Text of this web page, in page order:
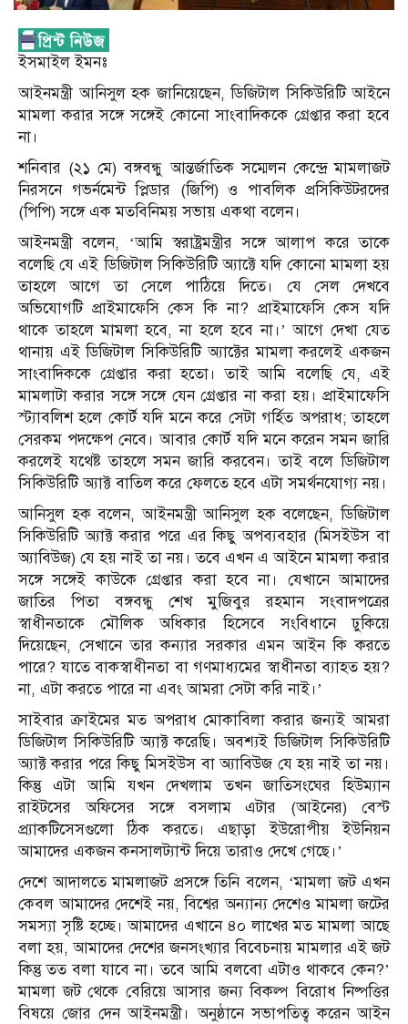
ইসমাইল ইমনঃ
আইনমন্ত্রী আনিসুল হক জানিয়েছেন, ডিজিটাল সিকিউরিটি আইনে
মামলা করার সঙ্গে সঙ্গেই কোনো সাংবাদিককে গ্রেপ্তার করা হবে
না।
শনিবার (২১ মে) বঙ্গবন্ধু আন্তর্জাতিক সম্মেলন কেন্দ্রে মামলাজট
নিরসনে গভর্নমেন্ট প্লিডার (জিপি) ও পাবলিক প্রসিকিউটরদের
(পিপি) সঙ্গে এক মতবিনিময় সভায় একথা বলেন।
আইনমন্ত্রী বলেন, ‘আমি স্বরাষ্ট্রমন্ত্রীর সঙ্গে আলাপ করে তাকে
বলেছি যে এই ডিজিটাল সিকিউরিটি অ্যাক্টে যদি কোনো মামলা হয়
তাহলে আগে তা সেলে পাঠিয়ে দিতে। যে সেল দেখবে
অভিযোগটি প্রাইমাফেসি কেস কি না? প্রাইমাফেসি কেস যদি
থাকে তাহলে মামলা হবে, না হলে হবে না।’ আগে দেখা যেত
থানায় এই ডিজিটাল সিকিউরিটি অ্যাক্টের মামলা করলেই একজন
সাংবাদিককে গ্রেপ্তার করা হতো। তাই আমি বলেছি যে, এই
মামলাটা করার সঙ্গে সঙ্গে যেন গ্রেপ্তার না করা হয়। প্রাইমাফেসি
স্ট্যাবলিশ হলে কোর্ট যদি মনে করে সেটা গর্হিত অপরাধ; তাহলে
সেরকম পদক্ষেপ নেবে। আবার কোর্ট যদি মনে করেন সমন জারি
করলেই যথেষ্ট তাহলে সমন জারি করবেন। তাই বলে ডিজিটাল
সিকিউরিটি অ্যাক্ট বাতিল করে ফেলতে হবে এটা সমর্থনযোগ্য নয়।
আনিসুল হক বলেন, আইনমন্ত্রী আনিসুল হক বলেছেন, ডিজিটাল
সিকিউরিটি অ্যাক্ট করার পরে এর কিছু অপব্যবহার (মিসইউস বা
অ্যাবিউজ) যে হয় নাই তা নয়। তবে এখন এ আইনে মামলা করার
সঙ্গে সঙ্গেই কাউকে গ্রেপ্তার করা হবে না। যেখানে আমাদের
জাতির পিতা বঙ্গবন্ধু শেখ মুজিবুর রহমান সংবাদপত্রের
স্বাধীনতাকে মৌলিক অধিকার হিসেবে সংবিধানে ঢুকিয়ে
দিয়েছেন, সেখানে তার কন্যার সরকার এমন আইন কি করতে
পারে? যাতে বাকস্বাধীনতা বা গণমাধ্যমের স্বাধীনতা ব্যাহত হয়?
না, এটা করতে পারে না এবং আমরা সেটা করি নাই।’
সাইবার ক্রাইমের মত অপরাধ মোকাবিলা করার জন্যই আমরা
ডিজিটাল সিকিউরিটি অ্যাক্ট করেছি। অবশ্যই ডিজিটাল সিকিউরিটি
অ্যাক্ট করার পরে কিছু মিসইউস বা অ্যাবিউজ যে হয় নাই তা নয়।
কিন্তু এটা আমি যখন দেখলাম তখন জাতিসংঘের হিউম্যান
রাইটসের অফিসের সঙ্গে বসলাম এটার (আইনের) বেস্ট
প্র্যাকটিসেসগুলো ঠিক করতে। এছাড়া ইউরোপীয় ইউনিয়ন
আমাদের একজন কনসালট্যান্ট দিয়ে তারাও দেখে গেছে।’
দেশে আদালতে মামলাজট প্রসঙ্গে তিনি বলেন, ‘মামলা জট এখন
কেবল আমাদের দেশেই নয়, বিশ্বের অন্যান্য দেশেও মামলা জটের
সমস্যা সৃষ্টি হচ্ছে। আমাদের এখানে ৪০ লাখের মত মামলা আছে
বলা হয়, আমাদের দেশের জনসংখ্যার বিবেচনায় মামলার এই জট
কিন্তু তত বলা যাবে না। তবে আমি বলবো এটাও থাকবে কেন?’
মামলা জট থেকে বেরিয়ে আসার জন্য বিকল্প বিরোধ নিষ্পত্তির
বিষয়ে জোর দেন আইনমন্ত্রী। অনুষ্ঠানে সভাপতিত্ব করেন আইন